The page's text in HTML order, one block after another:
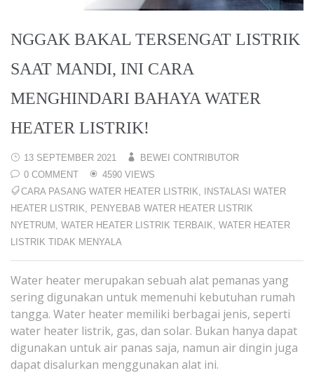
NGGAK BAKAL TERSENGAT LISTRIK
SAAT MANDI, INI CARA
MENGHINDARI BAHAYA WATER
HEATER LISTRIK!
13 SEPTEMBER 2021
BEWEI CONTRIBUTOR
0 COMMENT
4590 VIEWS
CARA PASANG WATER HEATER LISTRIK,
INSTALASI WATER
HEATER LISTRIK, PENYEBAB WATER HEATER LISTRIK
NYETRUM , WATER HEATER LISTRIK TERBAIK, WATER HEATER
LISTRIK TIDAK MENYALA
Water heater merupakan sebuah alat pemanas yang
sering digunakan untuk memenuhi kebutuhan rumah
tangga. Water heater memiliki berbagai jenis, seperti
water heater listrik, gas, dan solar. Bukan hanya dapat
digunakan untuk air panas saja, namun air dingin juga
dapat disalurkan menggunakan alat ini.